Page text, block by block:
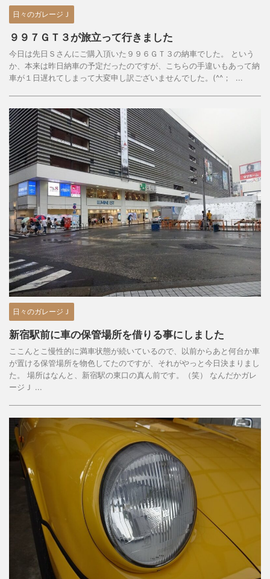
日々のガレージＪ
９９７ＧＴ３が旅立って行きました
今日は先日Ｓさんにご購入頂いた９９６ＧＴ３の納車でした。 という
か、本来は昨日納車の予定だったのですが、こちらの手違いもあって納
車が１日遅れてしまって大変申し訳ございませんでした。(^^； ...
日々のガレージＪ
新宿駅前に車の保管場所を借りる事にしました
ここんとこ慢性的に満車状態が続いているので、以前からあと何台か車
が置ける保管場所を物色してたのですが、それがやっと今日決まりまし
た。 場所はなんと、新宿駅の東口の真ん前です。（笑） なんだかガレ
ージＪ ...